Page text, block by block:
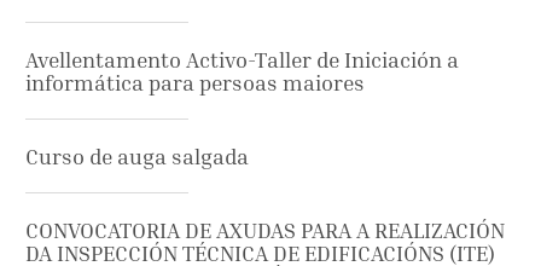
Avellentamento Activo-Taller de Iniciación a
informática para persoas maiores
Curso de auga salgada
CONVOCATORIA DE AXUDAS PARA A REALIZACIÓN
DA INSPECCIÓN TÉCNICA DE EDIFICACIÓNS (ITE)